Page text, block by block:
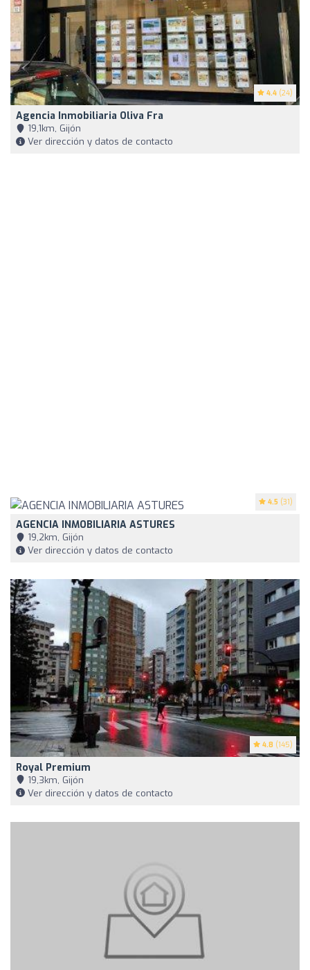
4.4 (24)
Agencia Inmobiliaria Oliva Fra
19,1km, Gijón
Ver dirección y datos de contacto
4.5 (31)
AGENCIA INMOBILIARIA ASTURES
19,2km, Gijón
Ver dirección y datos de contacto
4.8 (145)
Royal Premium
19,3km, Gijón
Ver dirección y datos de contacto